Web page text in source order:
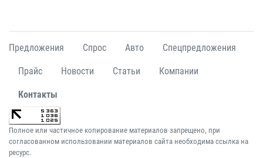
Предложения Спрос Авто Спецпредложения
Прайс Новости Статьи Компании
Контакты
Полное или частичное копирование материалов запрещено, при
согласованном использовании материалов сайта необходима ссылка на
ресурс.